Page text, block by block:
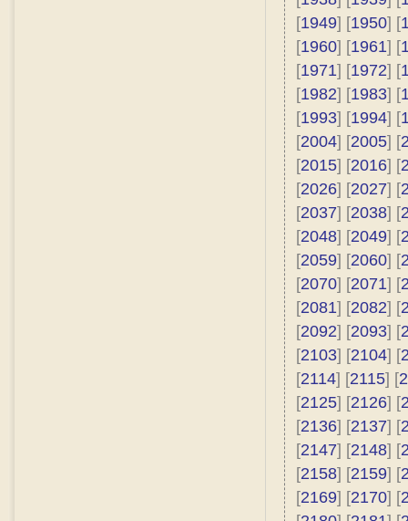
[1949] [1950] [
[1960] [1961] [
[1971] [1972] [
[1982] [1983] [
[1993] [1994] [
[2004] [2005] [
[2015] [2016] [
[2026] [2027] [
[2037] [2038] [
[2048] [2049] [
[2059] [2060] [
[2070] [2071] [
[2081] [2082] [
[2092] [2093] [
[2103] [2104] [
[2114] [2115] [
[2125] [2126] [
[2136] [2137] [
[2147] [2148] [
[2158] [2159] [
[2169] [2170] [